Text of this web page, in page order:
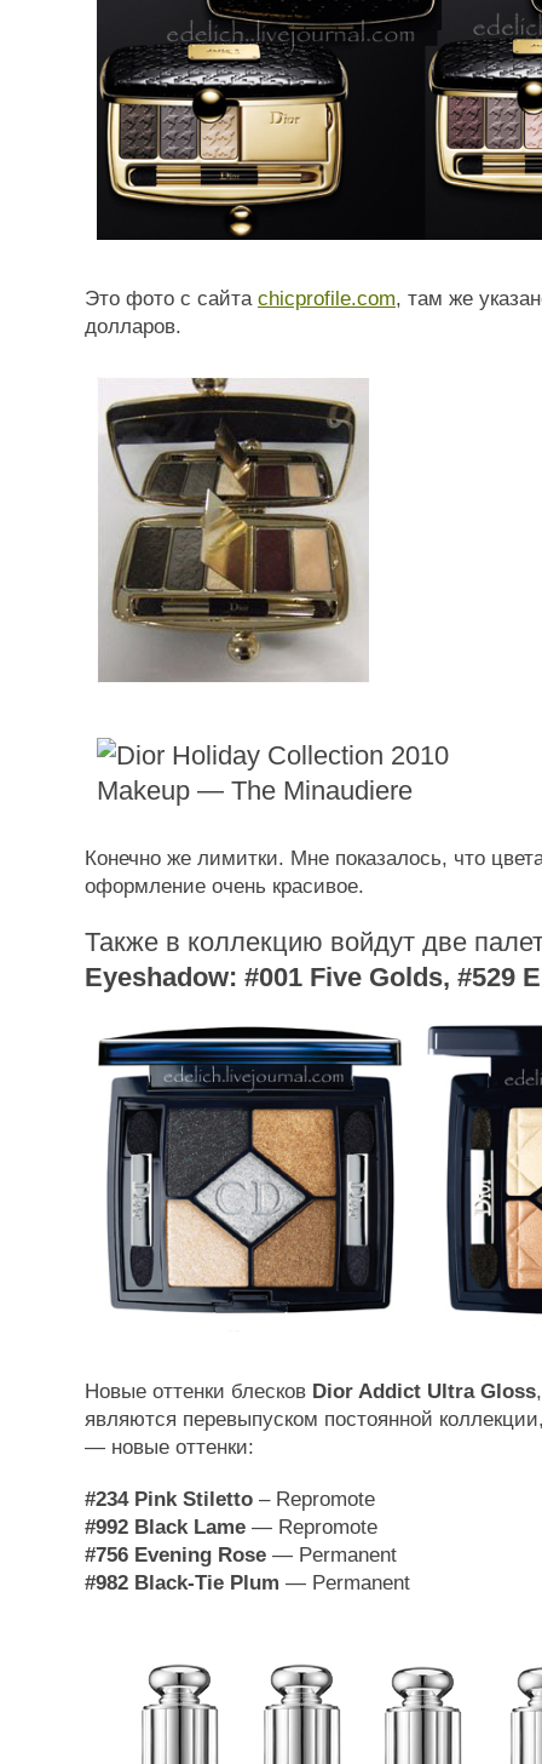
Это фото с сайта chicprofile.com, там же
долларов.
Конечно же лимитки. Мне показалось, что
оформление очень красивое.
Также в коллекцию войдут две
Eyeshadow: #001 Five Golds, #529
Новые оттенки блесков Dior Addict Ultra Gloss
являются перевыпуском постоянной
— новые оттенки:
#234 Pink Stiletto – Repromote
#992 Black Lame — Repromote
#756 Evening Rose — Permanent
#982 Black-Tie Plum — Permanent